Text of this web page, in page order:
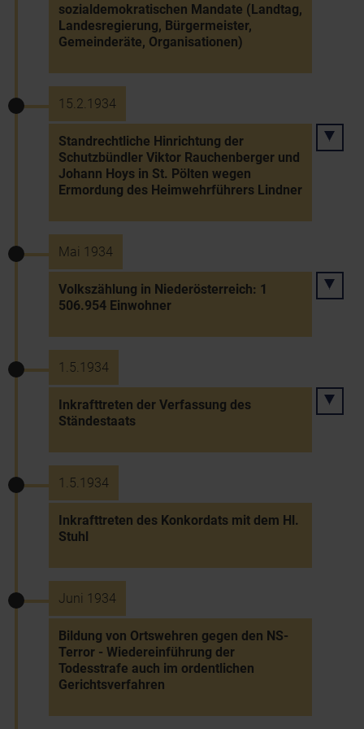
sozialdemokratischen Mandate (Landtag,
Landesregierung, Bürgermeister,
Gemeinderäte, Organisationen)
15.2.1934
Standrechtliche Hinrichtung der
Schutzbündler Viktor Rauchenberger und
Johann Hoys in St. Pölten wegen
Ermordung des Heimwehrführers Lindner
Mai 1934
Volkszählung in Niederösterreich: 1
506.954 Einwohner
1.5.1934
Inkrafttreten der Verfassung des
Ständestaats
1.5.1934
Inkrafttreten des Konkordats mit dem Hl.
Stuhl
Juni 1934
Bildung von Ortswehren gegen den NS-
Terror - Wiedereinführung der
Todesstrafe auch im ordentlichen
Gerichtsverfahren